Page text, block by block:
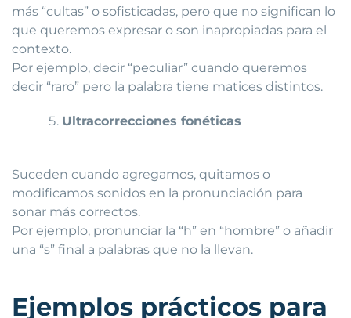
más “cultas” o sofisticadas, pero que no significan lo
que queremos expresar o son inapropiadas para el
contexto.
Por ejemplo, decir “peculiar” cuando queremos
decir “raro” pero la palabra tiene matices distintos.
Ultracorrecciones fonéticas
Suceden cuando agregamos, quitamos o
modificamos sonidos en la pronunciación para
sonar más correctos.
Por ejemplo, pronunciar la “h” en “hombre” o añadir
una “s” final a palabras que no la llevan.
Ejemplos prácticos para